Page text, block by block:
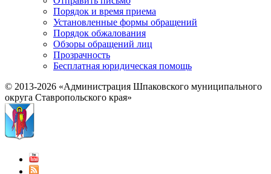
Порядок и время приема
Установленные формы обращений
Порядок обжалования
Обзоры обращений лиц
Прозрачность
Бесплатная юридическая помощь
© 2013-2026 «Администрация Шпаковского муниципального
округа Ставропольского края»